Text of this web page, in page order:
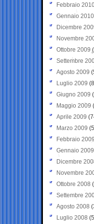
Febbraio
Gennaio 2010
Dicembre
Novembre
Ottobre 2009
Settembre
Agosto 2009
Luglio 2009
Giugno 2009
Maggio 2009
Aprile 2009
Marzo 2009
Febbraio 2009
Gennaio 2009
Dicembre
Novembre
Ottobre 2008
Settembre
Agosto 2008
Luglio 2008